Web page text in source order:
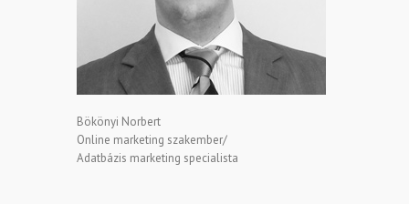
Bökönyi Norbert
Online marketing szakember/
Adatbázis marketing specialista